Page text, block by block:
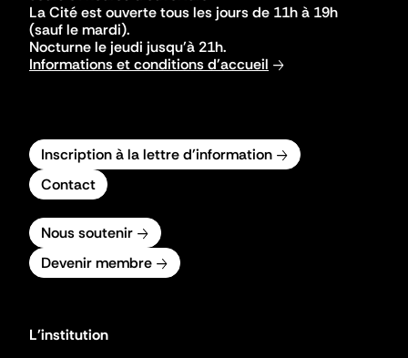
La Cité est ouverte tous les jours de 11h à 19h
(sauf le mardi).
Nocturne le jeudi jusqu'à 21h.
Informations et conditions d'accueil
Inscription à la lettre d'information
Contact
Nous soutenir
Devenir membre
L'institution